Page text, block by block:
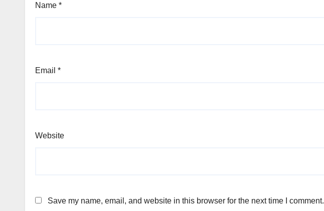
Name *
Email *
Website
Save my name, email, and website in this browser for the next time I comment.